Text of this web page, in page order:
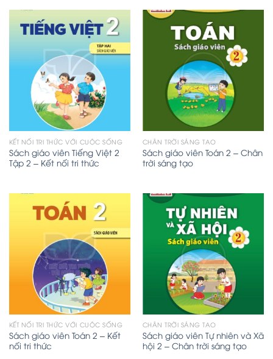
KẾT NỐI TRI THỨC VỚI CUỘC SỐNG
Sách giáo viên Tiếng Việt 2
Tập 2 – Kết nối tri thức
CHÂN TRỜI SÁNG TẠO
Sách giáo viên Toán 2 – Chân
trời sáng tạo
KẾT NỐI TRI THỨC VỚI CUỘC SỐNG
Sách giáo viên Toán 2 – Kết
nối tri thức
CHÂN TRỜI SÁNG TẠO
Sách giáo viên Tự nhiên và Xã
hội 2 – Chân trời sáng tạo